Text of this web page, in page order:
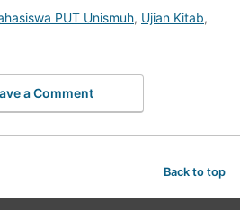
PUT Unismuh, Ujian Kitab,
a Comment
Back to top